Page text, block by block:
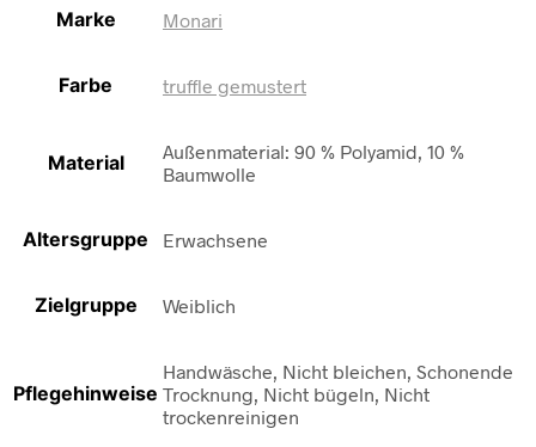
Marke Monari
Farbe truffle gemustert
Material
Außenmaterial: 90 % Polyamid, 10 %
Baumwolle
Altersgruppe Erwachsene
Zielgruppe Weiblich
Pflegehinweise
Handwäsche, Nicht bleichen, Schonende
Trocknung, Nicht bügeln, Nicht
trockenreinigen